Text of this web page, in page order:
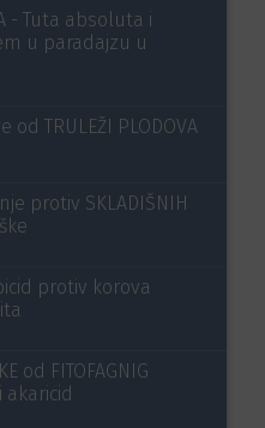
- Tuta absoluta i
u paradajzu u
TRULEŽI PLODOVA
protiv SKLADIŠNIH
protiv korova
od FITOFAGNIG
akaricid